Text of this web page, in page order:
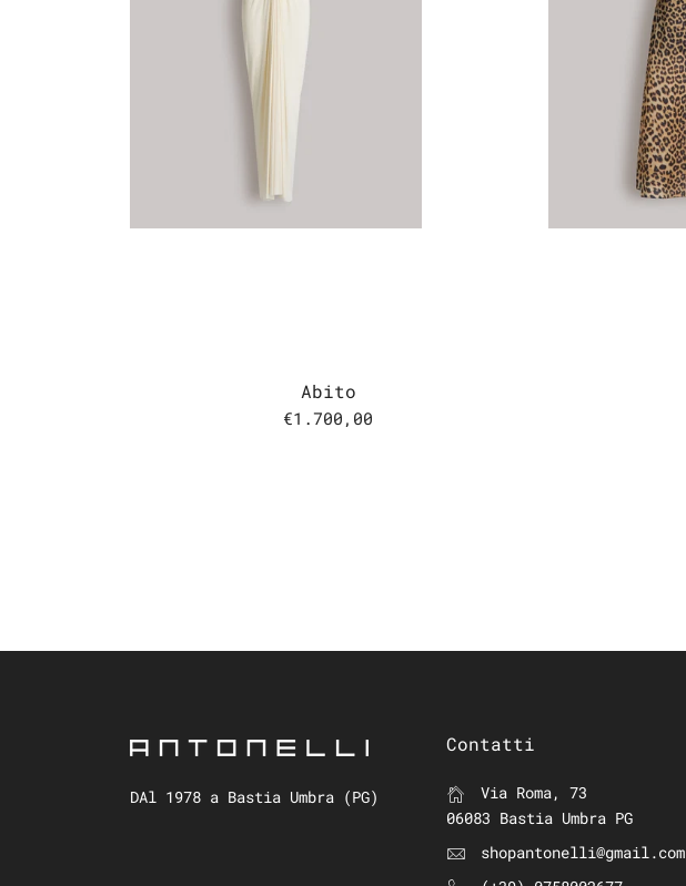
Abito
€1.700,00
DAl 1978 a Bastia Umbra (PG)
Contatti
Via Roma, 73
06083 Bastia Umbra PG
shopantonelli@gmail.com